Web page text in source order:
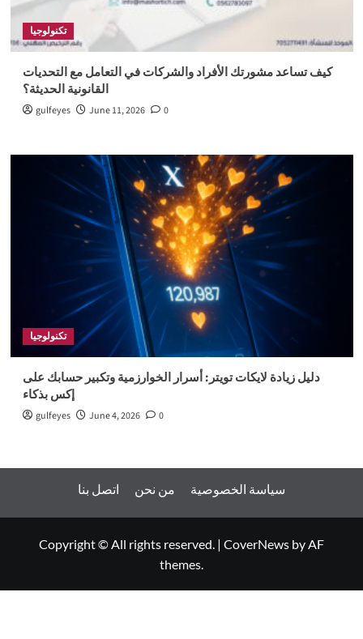
تكنولوجيا
كيف تساعد مشورتك الأفراد والشركات في التعامل مع التحديات
القانونية الحديثة؟
gulfeyes June 11, 2026 0
تكنولوجيا
دليل زيادة لايكات تويتر: أسرار الخوارزمية وتكبير حسابك على
إكس بذكاء
gulfeyes June 4, 2026 0
اتصل بنا من نحن سياسة الخصوصية
Copyright © All rights reserved. | CoverNews by AF
themes.